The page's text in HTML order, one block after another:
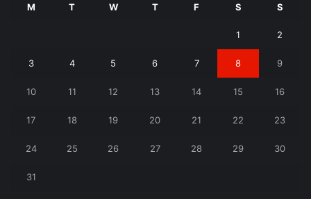
M T W T F S S
1 2
3 4 5 6 7 8 9
10 11 12 13 14 15 16
17 18 19 20 21 22 23
24 25 26 27 28 29 30
31